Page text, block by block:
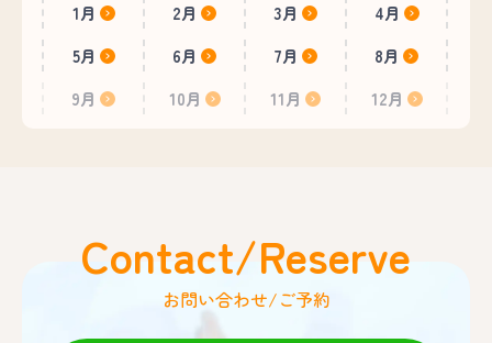
1月 2月 3月
4月
5月
6月 7月
8月
9月
10月 11月 12月
Contact/Reserve
お問い合わせ/ご予約